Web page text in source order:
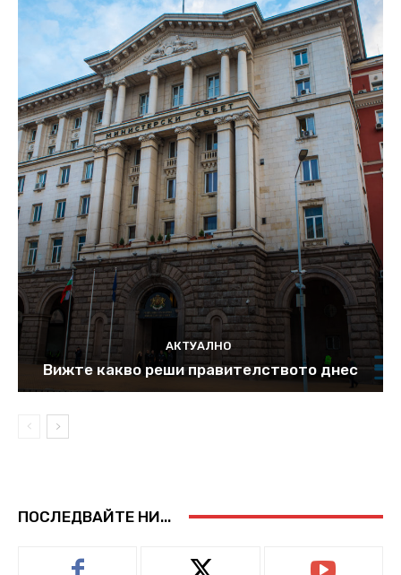
АКТУАЛНО
Вижте какво реши правителството днес
ПОСЛЕДВАЙТЕ НИ...